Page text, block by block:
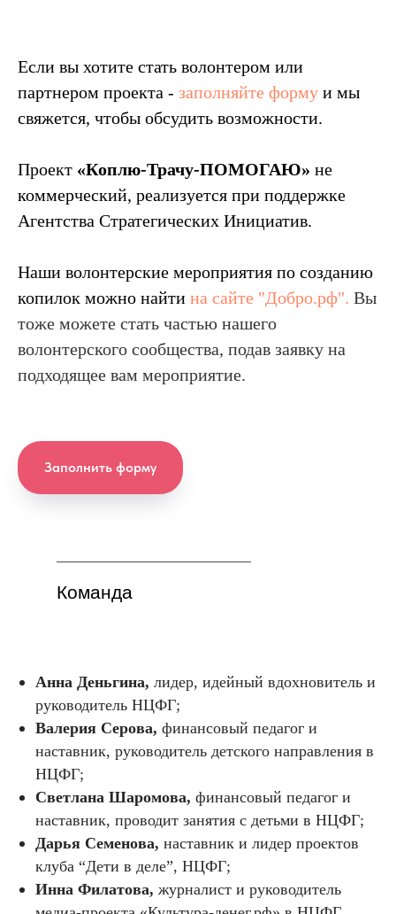
Если вы хотите стать волонтером или
партнером проекта - заполняйте форму и мы
свяжется, чтобы обсудить возможности.
Проект «Коплю-Трачу-ПОМОГАЮ» не
коммерческий, реализуется при поддержке
Агентства Стратегических Инициатив.
Наши волонтерские мероприятия по созданию
копилок можно найти на сайте "Добро.рф". Вы
тоже можете стать частью нашего
волонтерского сообщества, подав заявку на
подходящее вам мероприятие.
Заполнить форму
Команда
Анна Деньгина, лидер, идейный вдохновитель и
руководитель НЦФГ;
Валерия Серова, финансовый педагог и
наставник, руководитель детского направления в
НЦФГ;
Светлана Шаромова, финансовый педагог и
наставник, проводит занятия с детьми в НЦФГ;
Дарья Семенова, наставник и лидер проектов
клуба “Дети в деле”, НЦФГ;
Инна Филатова, журналист и руководитель